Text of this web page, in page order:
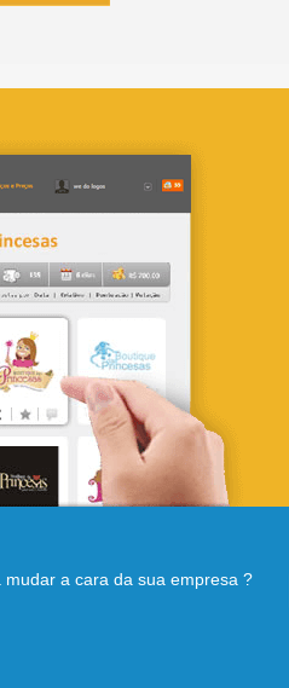
mudar a cara da sua empresa ?